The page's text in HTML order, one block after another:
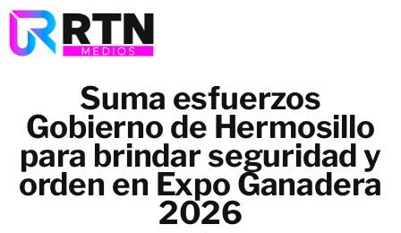
Suma esfuerzos
Gobierno de Hermosillo
para brindar seguridad y
orden en Expo Ganadera
2026